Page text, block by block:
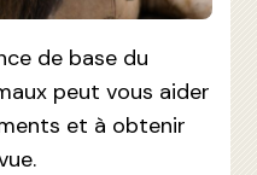
de base du
peut vous aider
et à obtenir